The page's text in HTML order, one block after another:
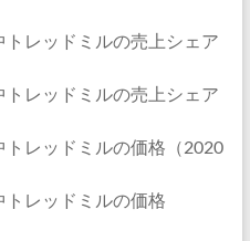
トレッドミルの売上シェア
トレッドミルの売上シェア
トレッドミルの価格（2020
トレッドミルの価格